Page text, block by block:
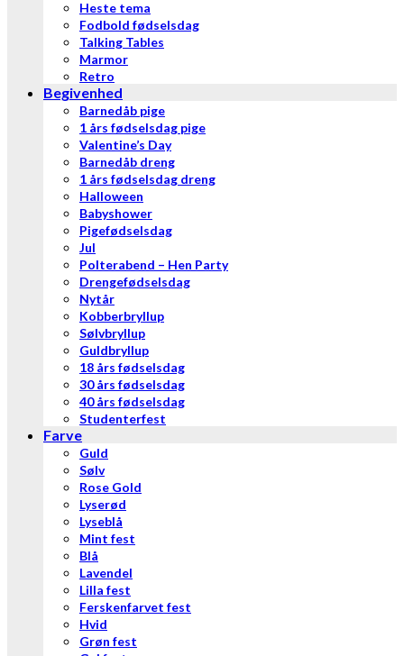
Heste tema
Fodbold fødselsdag
Talking Tables
Marmor
Retro
Begivenhed
Barnedåb pige
1 års fødselsdag pige
Valentine’s Day
Barnedåb dreng
1 års fødselsdag dreng
Halloween
Babyshower
Pigefødselsdag
Jul
Polterabend – Hen Party
Drengefødselsdag
Nytår
Kobberbryllup
Sølvbryllup
Guldbryllup
18 års fødselsdag
30 års fødselsdag
40 års fødselsdag
Studenterfest
Farve
Guld
Sølv
Rose Gold
Lyserød
Lyseblå
Mint fest
Blå
Lavendel
Lilla fest
Ferskenfarvet fest
Hvid
Grøn fest